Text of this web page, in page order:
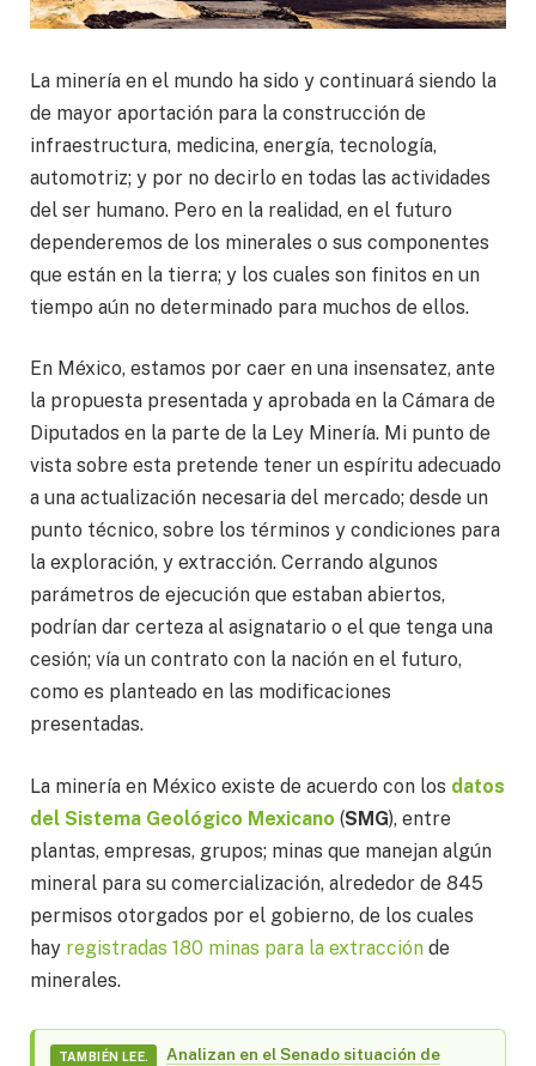
La minería en el mundo ha sido y continuará siendo la
de mayor aportación para la construcción de
infraestructura, medicina, energía, tecnología,
automotriz; y por no decirlo en todas las actividades
del ser humano. Pero en la realidad, en el futuro
dependeremos de los minerales o sus componentes
que están en la tierra; y los cuales son finitos en un
tiempo aún no determinado para muchos de ellos.
En México, estamos por caer en una insensatez, ante
la propuesta presentada y aprobada en la Cámara de
Diputados en la parte de la Ley Minería. Mi punto de
vista sobre esta pretende tener un espíritu adecuado
a una actualización necesaria del mercado; desde un
punto técnico, sobre los términos y condiciones para
la exploración, y extracción. Cerrando algunos
parámetros de ejecución que estaban abiertos,
podrían dar certeza al asignatario o el que tenga una
cesión; vía un contrato con la nación en el futuro,
como es planteado en las modificaciones
presentadas.
La minería en México existe de acuerdo con los datos
del Sistema Geológico Mexicano (SMG), entre
plantas, empresas, grupos; minas que manejan algún
mineral para su comercialización, alrededor de 845
permisos otorgados por el gobierno, de los cuales
hay registradas 180 minas para la extracción de
minerales.
TAMBIÉN LEE.
Analizan en el Senado situación de